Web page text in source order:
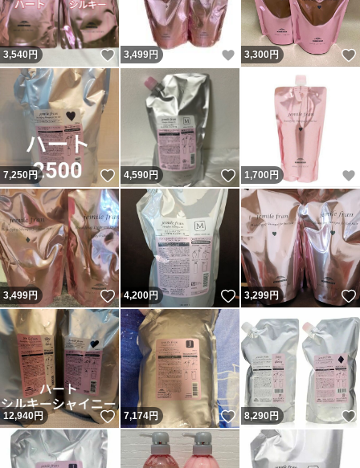
3,540円 いいね！
3,499円 いいね！
3,300円
7,250円 いいね！
4,590円 いいね！
1,700 円
3,499円 いいね！
4,200円 いいね！
3,299円
12,940円 いいね！
7,174円 いいね！
8,290円